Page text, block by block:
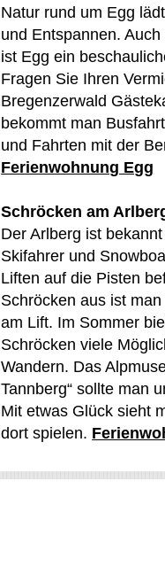
Natur rund um Egg
und Entspannen.
ist Egg ein
Fragen Sie Ihren
Bregenzerwald
bekommt man
und Fahrten mit der
Ferienwohnung Egg
Schröcken am
Der Arlberg ist
Skifahrer und
Liften auf die Pisten
Schröcken aus ist
am Lift. Im Sommer
Schröcken viele
Wandern. Das
Tannberg“ sollte man
Mit etwas Glück sieht
dort spielen.